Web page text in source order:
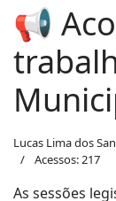
📢
Lucas Lima dos
Acessos: 217
As sessões